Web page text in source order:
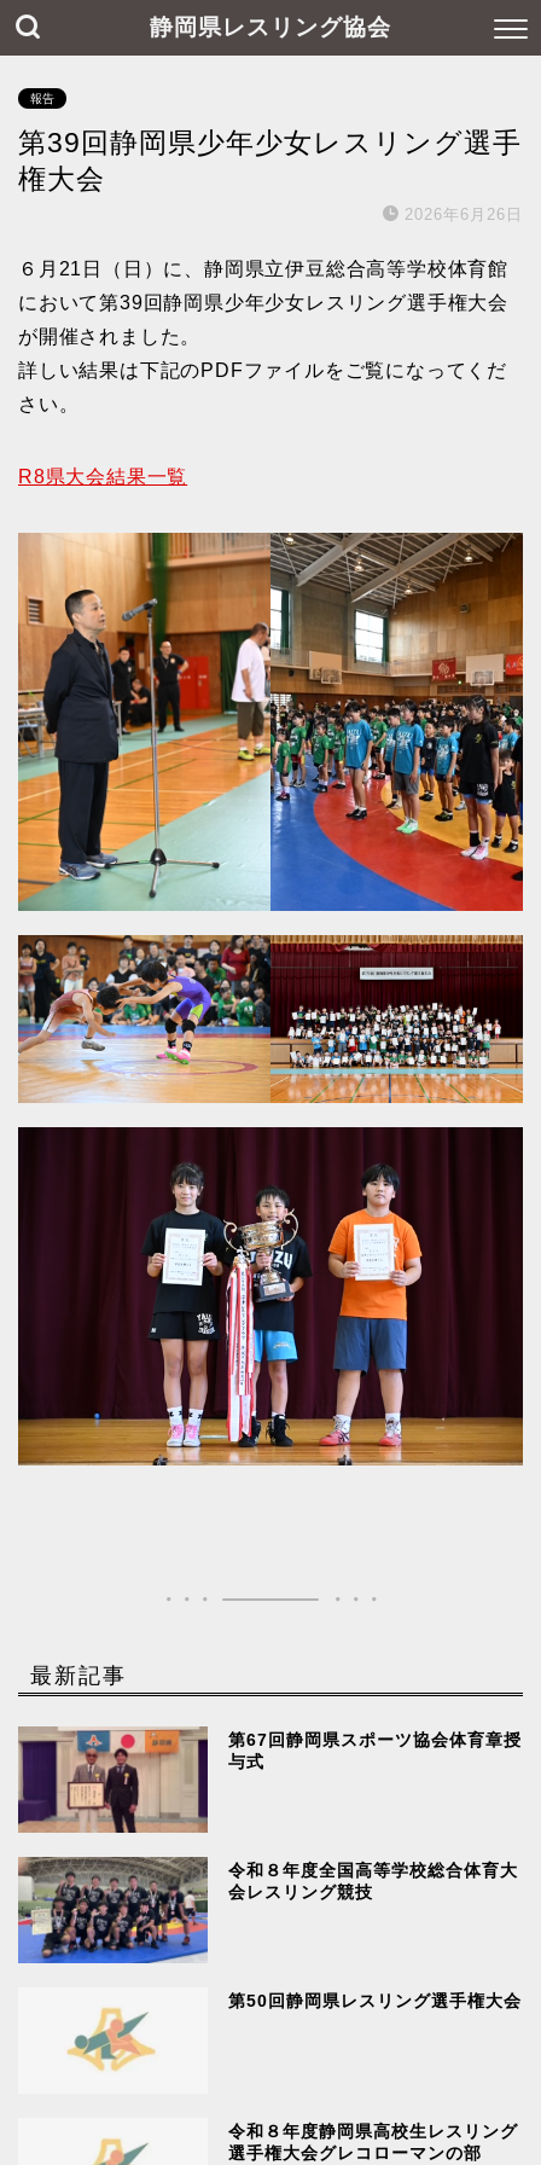
静岡県レスリング協会
報告
第39回静岡県少年少女レスリング選手
権大会
2026年6月26日
６月21日（日）に、静岡県立伊豆総合高等学校体育館
において第39回静岡県少年少女レスリング選手権大会
が開催されました。
詳しい結果は下記のPDFファイルをご覧になってくだ
さい。
R8県大会結果一覧
最新記事
第67回静岡県スポーツ協会体育章授
与式
令和８年度全国高等学校総合体育大
会レスリング競技
第50回静岡県レスリング選手権大会
令和８年度静岡県高校生レスリング
選手権大会グレコローマンの部